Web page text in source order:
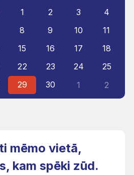
mēmo vietā,
kam spēki zūd.
1 2 3
4
8 9 10
11
15 16 17
18
22 23 24
25
29 30 1 2